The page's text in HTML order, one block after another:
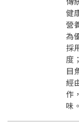
健
營
為
採
度
目
經
作
味。